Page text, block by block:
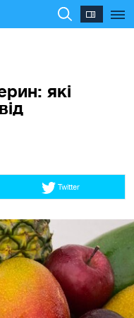
які
Twitter